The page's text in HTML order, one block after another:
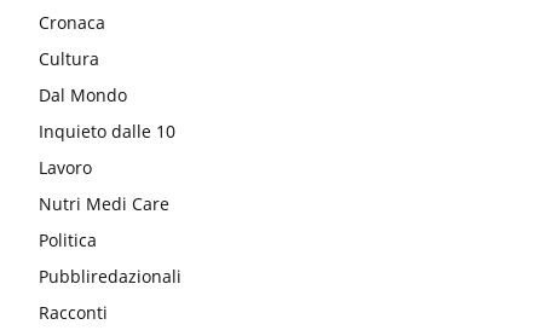
Cronaca
Cultura
Dal Mondo
Inquieto dalle 10
Lavoro
Nutri Medi Care
Politica
Pubbliredazionali
Racconti